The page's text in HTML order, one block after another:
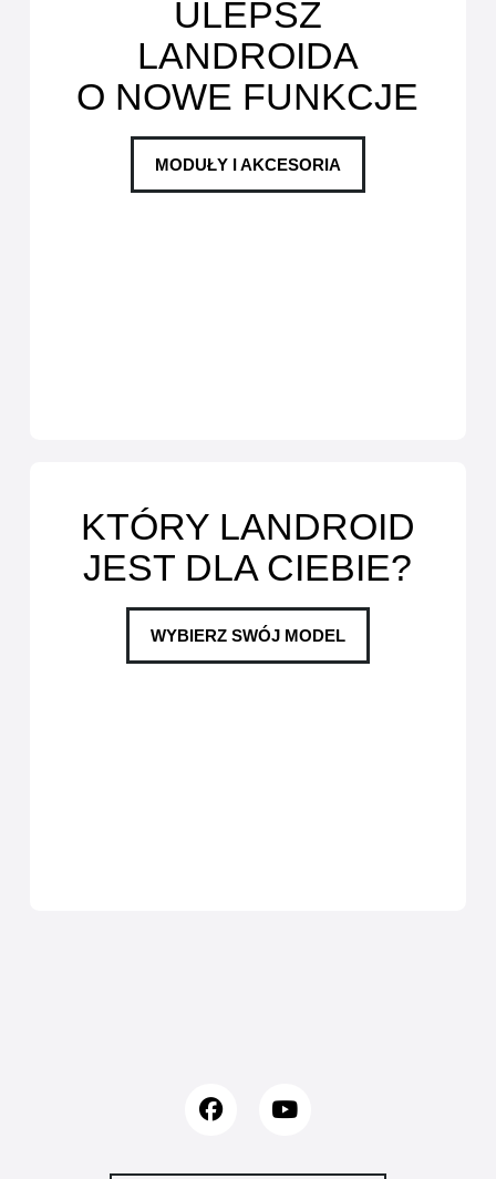
ULEPSZ
LANDROIDA
O NOWE FUNKCJE
MODUŁY I AKCESORIA
KTÓRY LANDROID
JEST DLA CIEBIE?
WYBIERZ SWÓJ MODEL